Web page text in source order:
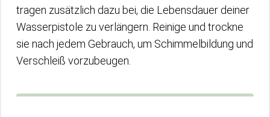
tragen zusätzlich dazu bei, die Lebensdauer deiner
Wasserpistole zu verlängern. Reinige und trockne
sie nach jedem Gebrauch, um Schimmelbildung und
Verschleiß vorzubeugen.